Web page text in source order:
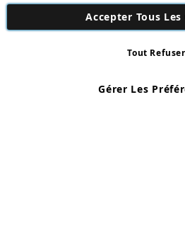
Number:
Accepter Tous Les
Gérer Les
Tout Refuser